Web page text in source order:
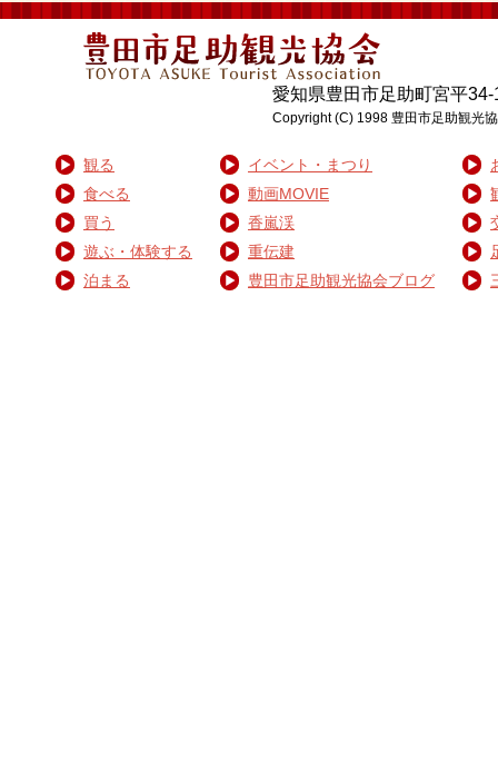
愛知県豊田市足助町宮平
Copyright (C) 1998 豊田市足助観光
観る
食べる
買う
遊ぶ・体験する
泊まる
イベント・まつり
動画MOVIE
香嵐渓
重伝建
豊田市足助観光協会ブログ